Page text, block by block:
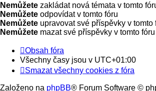
Nemůžete zakládat nová témata v tomto
Nemůžete odpovídat v tomto fóru
Nemůžete upravovat své příspěvky v tomto
Nemůžete mazat své příspěvky v tomto fóru
Obsah fóra
Všechny časy jsou v UTC+01:00
Smazat všechny cookies z fóra
Založeno na phpBB® Forum Software ©